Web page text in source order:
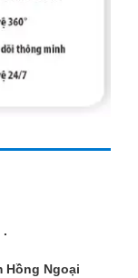
.
Hồng Ngoại